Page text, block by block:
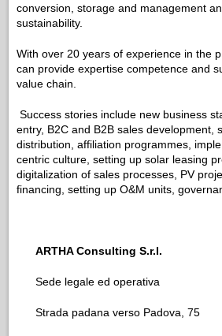
conversion, storage and management
sustainability.
With over 20 years of experience in the
can provide expertise competence and
value chain.
Success stories include new business
entry, B2C and B2B sales development,
distribution, affiliation programmes,
centric culture, setting up solar leasing
digitalization of sales processes, PV
financing, setting up O&M units,
ARTHA Consulting S.r.l.
Sede legale ed operativa
Strada padana verso Padova, 75